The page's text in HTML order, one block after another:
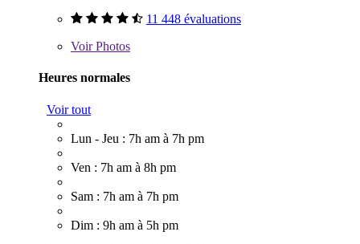
11 448 évaluations
VoirPhotos
Heures normales
Voir tout
Lun - Jeu : 7h am à 7h pm
Ven : 7h am à 8h pm
Sam : 7h am à 7h pm
Dim : 9h am à 5h pm